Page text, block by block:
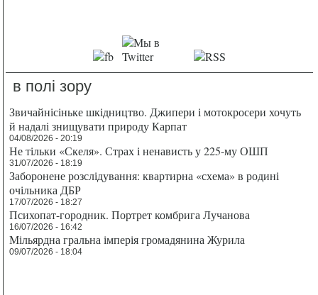
в полі зору
Звичайнісіньке шкідництво. Джипери і мотокросери хочуть
й надалі знищувати природу Карпат
04/08/2026 - 20:19
Не тільки «Скеля». Страх і ненависть у 225-му ОШП
31/07/2026 - 18:19
Заборонене розслідування: квартирна «схема» в родині
очільника ДБР
17/07/2026 - 18:27
Психопат-городник. Портрет комбрига Лучанова
16/07/2026 - 16:42
Мільярдна гральна імперія громадянина Журила
09/07/2026 - 18:04